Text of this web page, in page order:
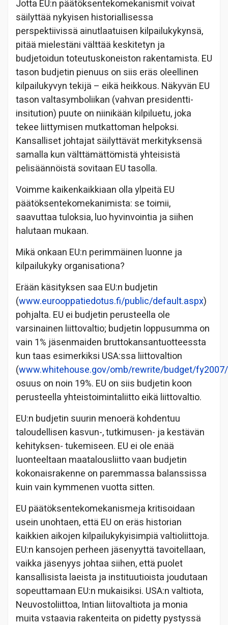
Jotta EU:n päätöksentekomekanismit voivat
säilyttää nykyisen historiallisessa
perspektiivissä ainutlaatuisen kilpailukykynsä,
pitää mielestäni välttää keskitetyn ja
budjetoidun toteutuskoneiston rakentamista. EU
tason budjetin pienuus on siis eräs oleellinen
kilpailukyvyn tekijä – eikä heikkous. Näkyvän EU
tason valtasymboliikan (vahvan presidentti-
insitution) puute on niinikään kilpiluetu, joka
tekee liittymisen mutkattoman helpoksi.
Kansalliset johtajat säilyttävät merkityksensä
samalla kun välttämättömistä yhteisistä
pelisäännöistä sovitaan EU tasolla.
Voimme kaikenkaikkiaan olla ylpeitä EU
päätöksentekomekanimista: se toimii,
saavuttaa tuloksia, luo hyvinvointia ja siihen
halutaan mukaan.
Mikä onkaan EU:n perimmäinen luonne ja
kilpailukyky organisationa?
Erään käsityksen saa EU:n budjetin
(www.eurooppatiedotus.fi/public/default.aspx)
pohjalta. EU ei budjetin perusteella ole
varsinainen liittovaltio; budjetin loppusumma on
vain 1% jäsenmaiden bruttokansantuotteessta
kun taas esimerkiksi USA:ssa liittovaltion
(www.whitehouse.gov/omb/rewrite/budget/
osuus on noin 19%. EU on siis budjetin koon
perusteella yhteistoimintaliitto eikä liittovaltio.
EU:n budjetin suurin menoerä kohdentuu
taloudellisen kasvun-, tutkimusen- ja kestävän
kehityksen- tukemiseen. EU ei ole enää
luonteeltaan maatalousliitto vaan budjetin
kokonaisrakenne on paremmassa balanssissa
kuin vain kymmenen vuotta sitten.
EU päätöksentekomekanismeja kritisoidaan
usein unohtaen, että EU on eräs historian
kaikkien aikojen kilpailukykyisimpiä valtioliittoja.
EU:n kansojen perheen jäsenyyttä tavoitellaan,
vaikka jäsenyys johtaa siihen, että puolet
kansallisista laeista ja instituutioista joudutaan
sopeuttamaan EU:n mukaisiksi. USA:n valtiota,
Neuvostoliittoa, Intian liitovaltiota ja monia
muita vstaavia rakenteita on pidetty pystyssä